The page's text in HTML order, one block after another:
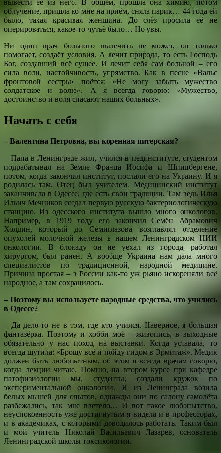
вывести её из него. В общем, прошла она химию, потом
облучение, пришла ко мне на приём, сняла парик… 44 года ей
было, такая красивая женщина. До слёз просила её не
оперироваться, какое-то чутьё было… Но увы.
Ни один врач больного вылечить не может, он только
помогает, создаёт условия. А лечит природа, то есть Господь
Бог, создавший всё сущее. И лечит себя сам больной – его
сила воли, настойчивость, упрямство. Как в песне «Вальс
фронтовой сестры» поётся: «Не могу забыть мужество
солдатское и волю». А я всегда говорю: «Мужество,
достоинство и воля спасают наших больных».
Начать с себя
– Валентина Петровна, вы коренная питерская?
– Папа в Ленинграде жил, учился в пединституте, студентом
подрабатывал на Земле Франца Иосифа и Шпицбергене,
потом, когда закончил институт, послали его на Украину. И я
родилась там. Отец был учителем. Медицинский институт
заканчивала в Одессе, где есть свои традиции. Там ведь Илья
Ильич Мечников создал первую русскую бактериологическую
станцию. Из одесского института вышло много онкологов.
Например, в 1919 году его закончил Семён Абрамович
Холдин, который до Семиглазова возглавлял отделение
опухолей молочной железы в нашем Ленинградском НИИ
онкологии. В блокаду он не уехал из города, работал
хирургом, был ранен. А вообще Украина нам дала много
специалистов по традиционной, народной медицине.
Причина простая – в России как-то уж рьяно искореняли всё
народное, а там сохранилось.
– Поэтому вы используете народные средства, что учились
в Одессе?
– Да дело-то не в том, где кто учился. Наверное, я большая
фантазёрка. Поэтому и хобби моё – живопись, в выходные
обязательно у нас поход на выставки. Когда уставала, то
всегда шутила: «Брошу всё и пойду гидом в Эрмитаж». Медик
должен быть любопытным, об этом я всегда врачам говорю,
когда лекции читаю. Помню, на втором курсе при кафедре
патофизиологии мы, студенты, создали кружок по
экспериментальной онкологии. Я из Ленинграда возила
белых мышей для опытов, однажды они по салону самолёта
разбежались, так мне влетело… И вот такое любопытство,
неуспокоенность уже достигнутым я видела и в профессорах,
и в академиках, с которыми доводилось работать. Таким был
и мой учитель Николай Васильевич Лазарев, основатель
Ленинградской школы токсикологии.